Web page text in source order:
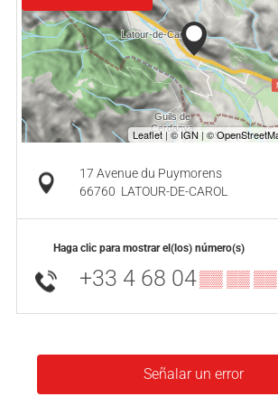
17 Avenue du Puymorens
66760 LATOUR-DE-CAROL
Haga clic para mostrar el(los) número(s)
+33 4 68 04▒▒ ▒▒ ▒▒
Señalar un error